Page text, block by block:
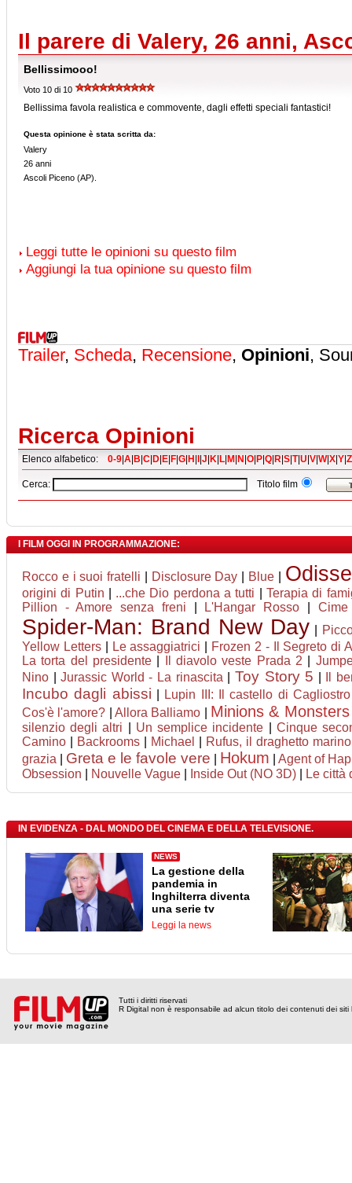
Il parere di Valery, 26 anni,
Bellissimooo!
Voto 10 di 10
Bellissima favola realistica e commovente, dagli effetti speciali fantastici!
Questa opinione è stata scritta da:
Valery
26 anni
Ascoli Piceno (AP).
Leggi tutte le opinioni su questo film
Aggiungi la tua opinione su questo film
Trailer, Scheda, Recensione, Opinioni,
Ricerca Opinioni
Elenco alfabetico: 0-9 A B C D E F G H J K L M N O P Q R S T|U V W|X Y Z
Cerca: Titolo film
I FILM OGGI IN PROGRAMMAZIONE:
Rocco e i suoi fratelli Disclosure Day Blue
origini di Putin ...che Dio perdona a tutti
Terapia di
Pillion - Amore senza freni
L'Hangar Rosso Cime
Spider-Man: Brand New Day
Yellow Letters| Le assaggiatrici
Frozen 2 - Il Segreto di
La torta del presidente
Il diavolo veste Prada 2
Nino |Jurassic World - La rinascita Toy Story 5 Il
Incubo dagli abissi Lupin III: Il castello di Cagliostro
Cos'è l'amore? |Allora Balliamo Minions & Monsters
silenzio degli altri
Un semplice incidente
Cinque
Camino
Backrooms Michael
Rufus, il draghetto
grazia
Greta e le favole vere Hokum
Agent of
Obsession
Nouvelle Vague Inside Out (NO 3D) Le città
IN EVIDENZA - DAL MONDO DEL CINEMA E DELLA TELEVISIONE.
NEWS
La gestione della
pandemia in
Inghilterra diventa
una serie tv
Leggi la news
Tutti i diritti riservati
R Digital non è responsabile ad alcun titolo dei contenuti dei siti